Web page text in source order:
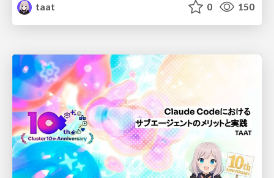
taat
0 150